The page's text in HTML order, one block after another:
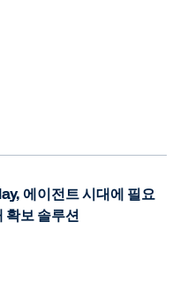
에이전트 시대에 필요
확보 솔루션